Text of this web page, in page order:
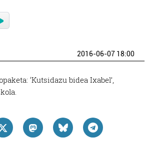
2016-06-07 18:00
‘Kutsidazu bidea Ixabel’,